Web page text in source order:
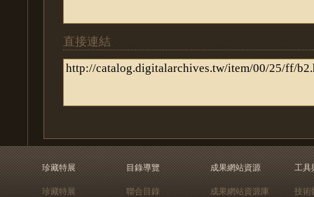
直接連結
珍藏特展
珍藏特展
目錄導覽
聯合目錄
成果網站資源
成果網站資源庫
工具
技術